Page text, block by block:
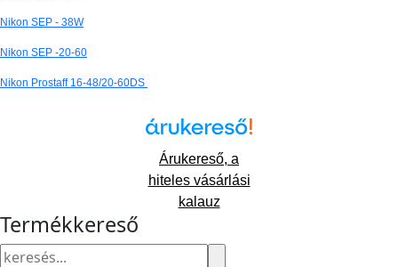
Nikon SEP - 38W
Nikon SEP -20-60
Nikon Prostaff 16-48/20-60DS
Árukereső, a
hiteles vásárlási
kalauz
Termékkereső